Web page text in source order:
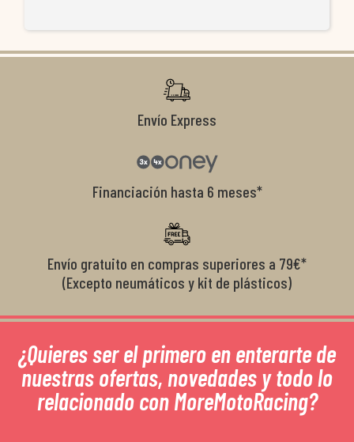
Envío Express
Financiación hasta 6 meses*
Envío gratuito en compras superiores a 79€*
(Excepto neumáticos y kit de plásticos)
¿Quieres ser el primero en enterarte de
nuestras ofertas, novedades y todo lo
relacionado con MoreMotoRacing?